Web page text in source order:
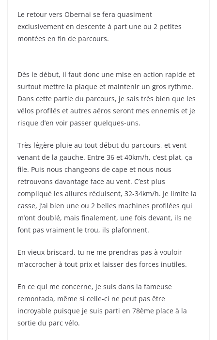
Le retour vers Obernai se fera quasiment
exclusivement en descente à part une ou 2 petites
montées en fin de parcours.
Dès le début, il faut donc une mise en action rapide et
surtout mettre la plaque et maintenir un gros rythme.
Dans cette partie du parcours, je sais très bien que les
vélos profilés et autres aéros seront mes ennemis et je
risque d’en voir passer quelques-uns.
Très légère pluie au tout début du parcours, et vent
venant de la gauche. Entre 36 et 40km/h, c’est plat, ça
file. Puis nous changeons de cape et nous nous
retrouvons davantage face au vent. C’est plus
compliqué les allures réduisent, 32-34km/h. Je limite la
casse, j’ai bien une ou 2 belles machines profilées qui
m’ont doublé, mais finalement, une fois devant, ils ne
font pas vraiment le trou, ils plafonnent.
En vieux briscard, tu ne me prendras pas à vouloir
m’accrocher à tout prix et laisser des forces inutiles.
En ce qui me concerne, je suis dans la fameuse
remontada, même si celle-ci ne peut pas être
incroyable puisque je suis parti en 78ème place à la
sortie du parc vélo.